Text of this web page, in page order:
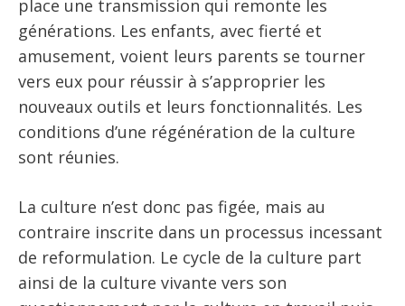
place une transmission qui remonte les
générations. Les enfants, avec fierté et
amusement, voient leurs parents se tourner
vers eux pour réussir à s’approprier les
nouveaux outils et leurs fonctionnalités. Les
conditions d’une régénération de la culture
sont réunies.
La culture n’est donc pas figée, mais au
contraire inscrite dans un processus incessant
de reformulation. Le cycle de la culture part
ainsi de la culture vivante vers son